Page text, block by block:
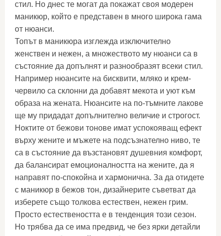
стил. Но днес те могат да покажат своя модерен
маникюр, който е представен в много широка гама
от нюанси.
Топът в маникюра изглежда изключително
женствен и нежен, а множеството му нюанси са в
състояние да допълнят и разнообразят всеки стил.
Например нюансите на бисквити, мляко и крем-
червило са склонни да добавят мекота и уют към
образа на жената. Нюансите на по-тъмните лакове
ще му придадат допълнително величие и строгост.
Ноктите от бежови тонове имат успокояващ ефект
върху жените и мъжете на подсъзнателно ниво, те
са в състояние да възстановят душевния комфорт,
да балансират емоционалността на жените, да я
направят по-спокойна и хармонична. За да отидете
с маникюр в бежов тон, дизайнерите съветват да
изберете също толкова естествен, нежен грим.
Просто естествеността е в тенденция този сезон.
Но трябва да се има предвид, че без ярки детайли